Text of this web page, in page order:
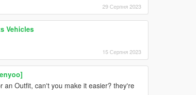
29 Серпня 2023
Vehicles
15 Серпня 2023
an Outfit, can't you make it easier? they're